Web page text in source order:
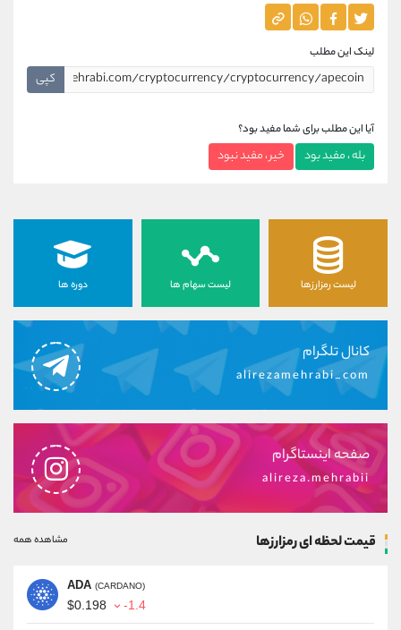
لینک این مطلب
کپی
آیا این مطلب برای شما مفید بود؟
بله ، مفید بود خیر ، مفید نبود
لیست رمزارزها لیست سهام ها دوره ها
کانال تلگرام
alirezamehrabi_com
صفحه اینستاگرام
alireza.mehrabii
قیمت لحظه ای رمزارزها مشاهده همه
ADA (CARDANO)
$0.198 -1.4